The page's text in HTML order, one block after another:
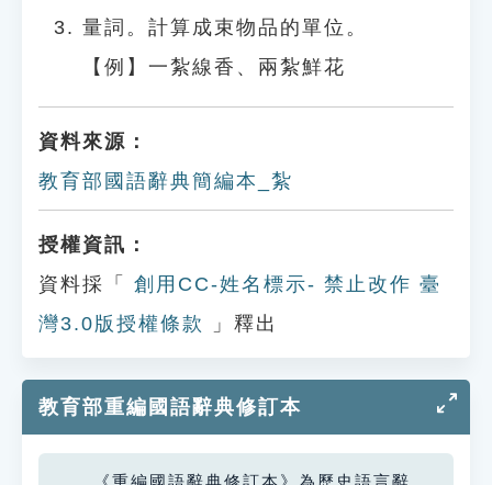
量詞。計算成束物品的單位。
【例】一紮線香、兩紮鮮花
資料來源：
教育部國語辭典簡編本_紮
授權資訊：
資料採「
創用CC-姓名標示- 禁止改作 臺
灣3.0版授權條款
」釋出
教育部重編國語辭典修訂本